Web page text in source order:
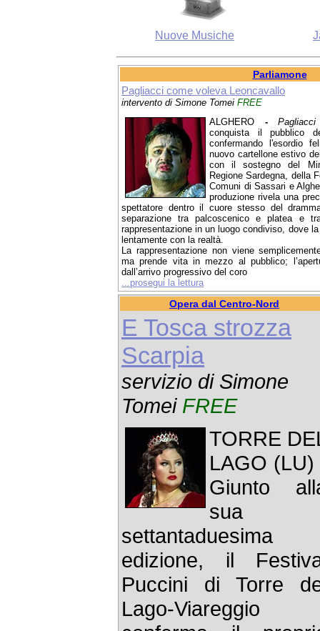
Nuove Musiche
Parliamone
Pagliacci come voleva Leoncavallo
intervento di Simone Tomei FREE
ALGHERO -Pagliacci
conquista il pubblico
confermando l'esordio
nuovo cartellone estivo
con il sostegno del
Regione Sardegna, della
Comuni di Sassari e
produzione rivela una
spettatore dentro il cuore stesso del
separazione tra palcoscenico e platea e
rappresentazione in un luogo condiviso, dove
lentamente con la realtà.
La rappresentazione non viene
ma prende vita in mezzo al pubblico;
dall’arrivo progressivo del coro
...prosegui la lettura
Opera dal Centro-Nord
E Tosca strozza
Scarpia
servizio di Simone
Tomei FREE
TORRE
LAGO (LU)
Giunto
sua
settantaduesima
edizione, il
Puccini di Torre
Lago-Viareggio